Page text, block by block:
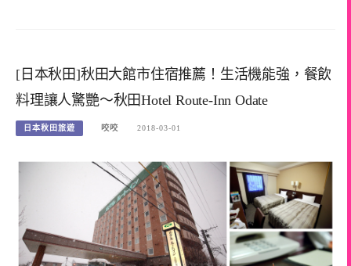
[日本秋田]秋田大館市住宿推薦！生活機能強，餐飲
料理讓人驚艷～秋田Hotel Route-Inn Odate
日本秋田旅遊 咬咬 2018-03-01